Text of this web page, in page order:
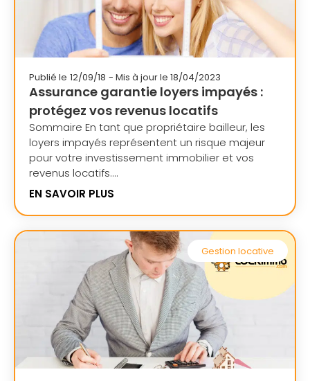
Publié le 12/09/18 - Mis à jour le 18/04/2023
Assurance garantie loyers impayés :
protégez vos revenus locatifs
Sommaire En tant que propriétaire bailleur, les
loyers impayés représentent un risque majeur
pour votre investissement immobilier et vos
revenus locatifs....
EN SAVOIR PLUS
Gestion locative